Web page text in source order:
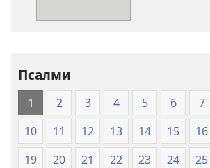
Псалми
1 2 3 4 5 6 7
10
11 12 13 14 15 16
19
20 21 22 23 24 25